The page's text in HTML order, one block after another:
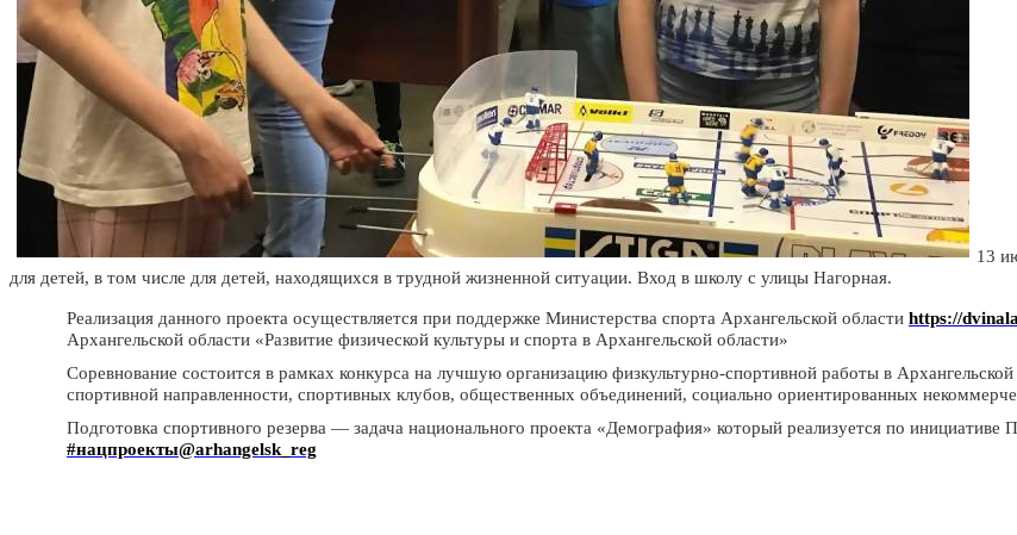
13
для детей, в том числе для детей, находящихся в трудной жизненной ситуации. Вход в школу с улицы Нагорная.​​​​​​​
Реализация данного проекта осуществляется при поддержке Министерства спорта Архангельской области https://
Архангельской области «Развитие физической культуры и спорта в Архангельской области»
Соревнование состоится в рамках конкурса на лучшую организацию физкультурно-спортивной работы в
спортивной направленности, спортивных клубов, общественных объединений, социально ориентированных
Подготовка спортивного резерва — задача национального проекта «Демография» который реализуется по инициативе
#нацпроекты@arhangelsk_reg